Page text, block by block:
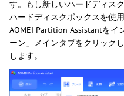
す。もし新しいハードディス
ハードディスクボックスを使
AOMEI Partition Assistantをイ
ーン」メインタブをクリック
します。